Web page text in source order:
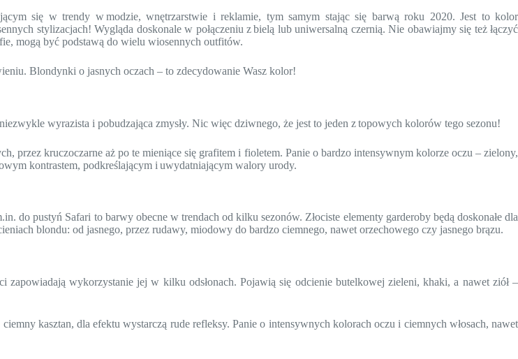
się w trendy w modzie, wnętrzarstwie i reklamie, tym samym stając się barwą roku 2020. Jest to kolor
stylizacjach! Wygląda doskonale w połączeniu z bielą lub uniwersalną czernią. Nie obawiajmy się też łączyć
mogą być podstawą do wielu wiosennych outfitów.
Blondynki o jasnych oczach – to zdecydowanie Wasz kolor!
wyrazista i pobudzająca zmysły. Nic więc dziwnego, że jest to jeden z topowych kolorów tego sezonu!
przez kruczoczarne aż po te mieniące się grafitem i fioletem. Panie o bardzo intensywnym kolorze oczu – zielony,
kontrastem, podkreślającym i uwydatniającym walory urody.
do pustyń Safari to barwy obecne w trendach od kilku sezonów. Złociste elementy garderoby będą doskonałe dla
blondu: od jasnego, przez rudawy, miodowy do bardzo ciemnego, nawet orzechowego czy jasnego brązu.
wykorzystanie jej w kilku odsłonach. Pojawią się odcienie butelkowej zieleni, khaki, a nawet ziół –
kasztan, dla efektu wystarczą rude refleksy. Panie o intensywnych kolorach oczu i ciemnych włosach, nawet